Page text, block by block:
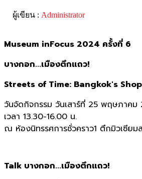
ผู้เขียน : Administrator
Museum inFocus 2024 ครั้งที่ 6
บางกอก...เมืองตึกแถว!
Streets of Time: Bangkok's
วันจัดกิจกรรม วันเสาร์ที่ 25 พฤษภาคม
เวลา 13.30-16.00 น.
ณ ห้องนิทรรศการชั่วคราว1 ตึกมิวเซียม
Talk บางกอก...เมืองตึกแถว! ​